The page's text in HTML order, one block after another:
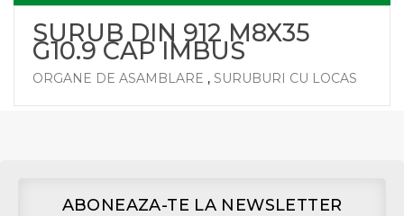
SURUB DIN 912 M8X35
G10.9 CAP IMBUS
ORGANE DE ASAMBLARE , SURUBURI CU LOCAS
ABONEAZA-TE LA NEWSLETTER